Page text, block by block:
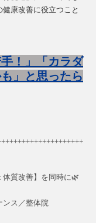
康改善に役立つこと
！」「カラダ
」と思ったら
体質改善】を同時に🌿
ナンス／整体院